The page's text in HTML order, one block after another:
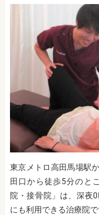
東京メトロ高田馬場駅
田口から徒歩5分のと
院・接骨院」は、深夜
にも利用できる治療院で